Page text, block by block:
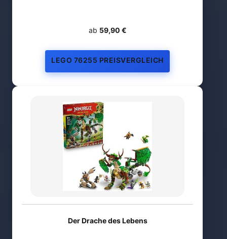
ab 59,90 €
LEGO 76255 PREISVERGLEICH
Der Drache des Lebens